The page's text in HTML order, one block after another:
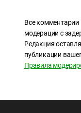
Все комментарии
модерации с
Редакция
публикации
Правила